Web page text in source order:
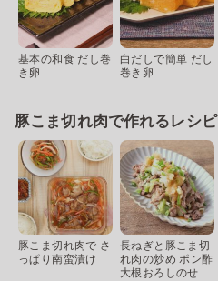
基本の和食 だし巻
き卵
白だしで簡単 だし
巻き卵
豚こま切れ肉で作れるレシピ
豚こま切れ肉で さ
っぱり南蛮漬け
長ねぎと豚こま切
れ肉の炒め ポン酢
大根おろしのせ